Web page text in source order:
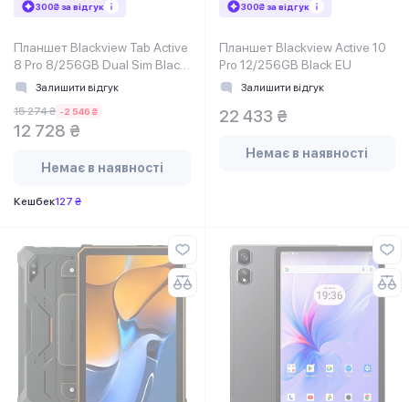
300₴ за відгук
Планшет Blackview Tab Active
8 Pro 8/256GB Dual Sim Black
EU_ Залишити відгук
15 274 ₴ -2 546 ₴
12 728 ₴
Немає в наявності
Кешбек127 ₴
300₴ за відгук
Планшет Blackview Active 10
Pro 12/256GB Black EU
Залишити відгук
22 433 ₴
Немає в наявності